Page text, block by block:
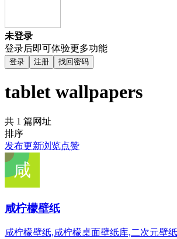
未登录
登录后即可体验更多功能
登录 注册 找回密码
tablet wallpapers
共 1 篇网址
排序
发布更新浏览点赞
咸柠檬壁纸
咸柠檬壁纸,咸柠檬桌面壁纸库,二次元壁